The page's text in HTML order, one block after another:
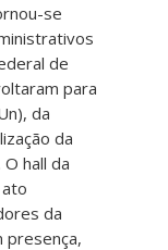
se
de
para
da
da
hall da
da
presença,